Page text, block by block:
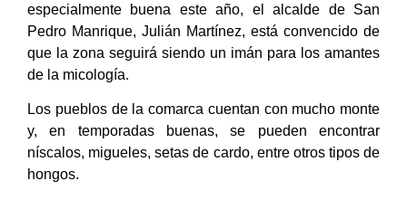
especialmente buena este año, el alcalde de San
Pedro Manrique, Julián Martínez, está convencido de
que la zona seguirá siendo un imán para los amantes
de la micología.
Los pueblos de la comarca cuentan con mucho monte
y, en temporadas buenas, se pueden encontrar
níscalos, migueles, setas de cardo, entre otros tipos de
hongos.